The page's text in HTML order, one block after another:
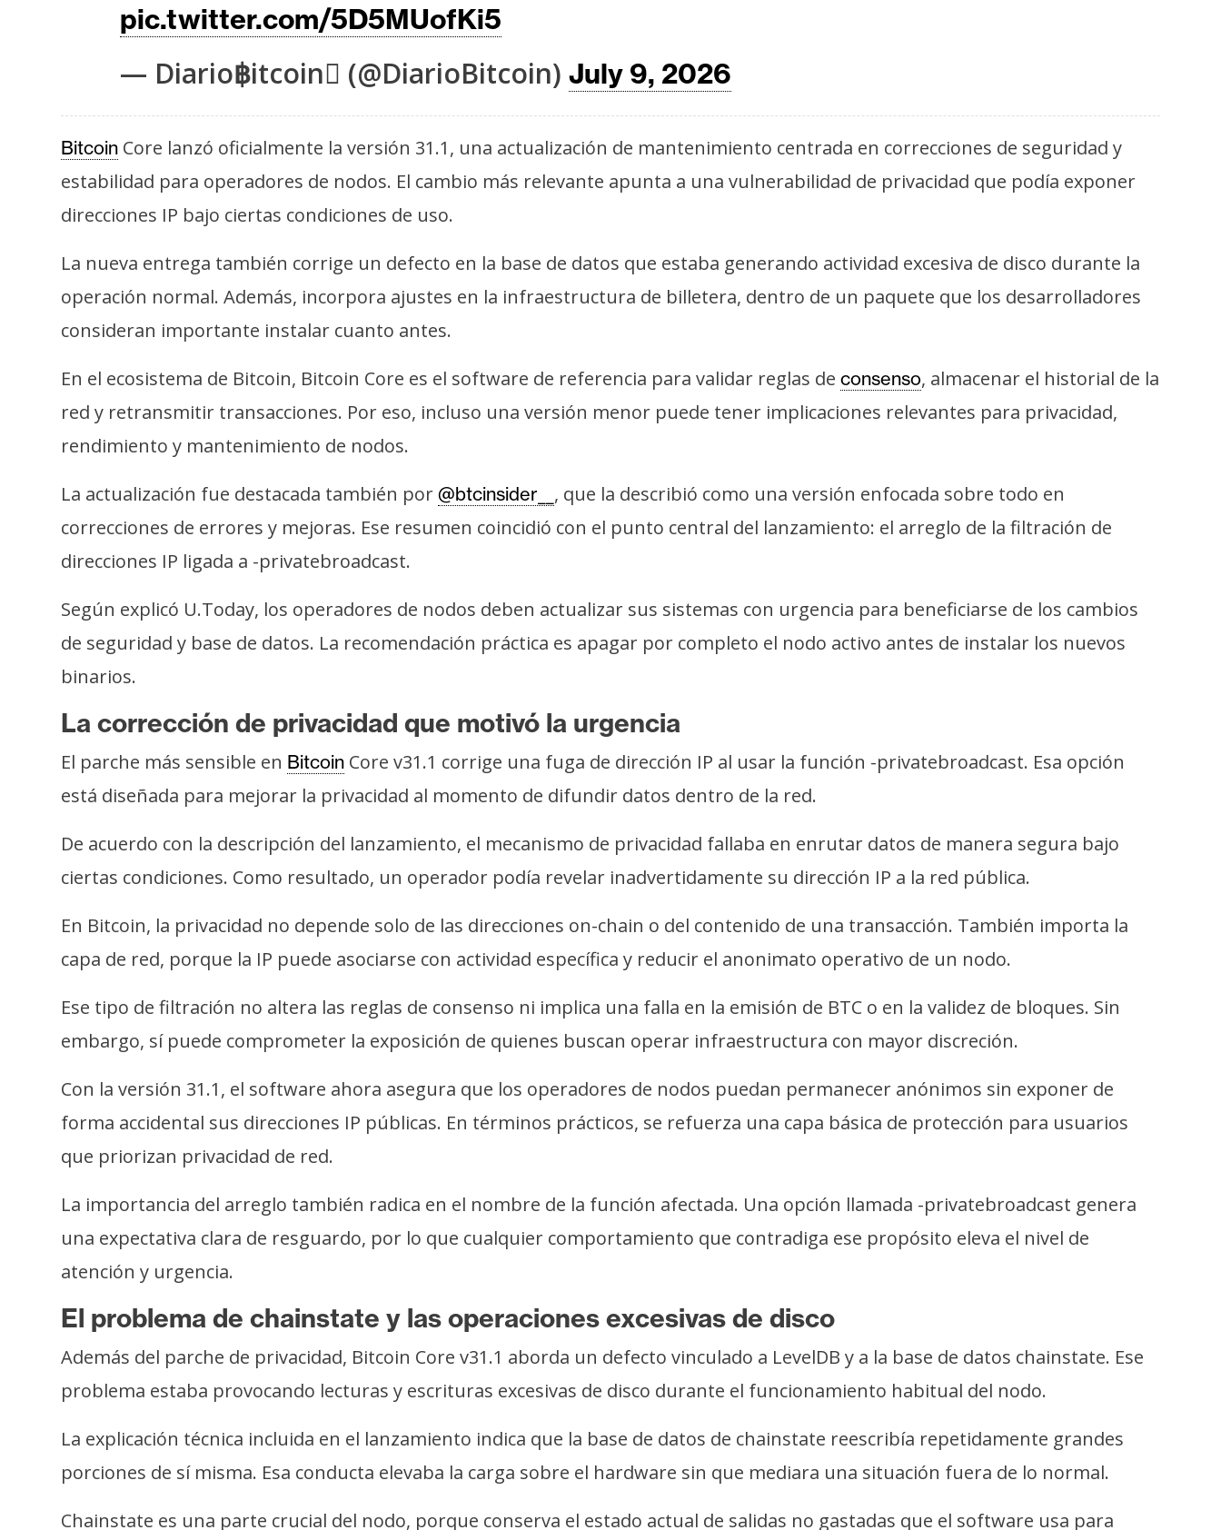
R
e
c
r
s
o
s
C
n
a
c
t
o
y
u
b
i
d
d
pic.twitter.com/5D5MUofKi5
— Diario฿itcoin (@DiarioBitcoin) July 9, 2026
Bitcoin Core lanzó oficialmente la versión 31.1, una actualización de mantenimiento centrada en correcciones de seguridad y
estabilidad para operadores de nodos. El cambio más relevante apunta a una vulnerabilidad de privacidad que podía exponer
direcciones IP bajo ciertas condiciones de uso.
La nueva entrega también corrige un defecto en la base de datos que estaba generando actividad excesiva de disco durante la
operación normal. Además, incorpora ajustes en la infraestructura de billetera, dentro de un paquete que los desarrolladores
consideran importante instalar cuanto antes.
En el ecosistema de Bitcoin, Bitcoin Core es el software de referencia para validar reglas de consenso, almacenar el historial de la
red y retransmitir transacciones. Por eso, incluso una versión menor puede tener implicaciones relevantes para privacidad,
rendimiento y mantenimiento de nodos.
La actualización fue destacada también por @btcinsider__ , que la describió como una versión enfocada sobre todo en
correcciones de errores y mejoras. Ese resumen coincidió con el punto central del lanzamiento: el arreglo de la filtración de
direcciones IP ligada a -privatebroadcast.
Según explicó U.Today, los operadores de nodos deben actualizar sus sistemas con urgencia para beneficiarse de los cambios
de seguridad y base de datos. La recomendación práctica es apagar por completo el nodo activo antes de instalar los nuevos
binarios.
La corrección de privacidad que motivó la urgencia
El parche más sensible en Bitcoin Core v31.1 corrige una fuga de dirección IP al usar la función -privatebroadcast. Esa opción
está diseñada para mejorar la privacidad al momento de difundir datos dentro de la red.
De acuerdo con la descripción del lanzamiento, el mecanismo de privacidad fallaba en enrutar datos de manera segura bajo
ciertas condiciones. Como resultado, un operador podía revelar inadvertidamente su dirección IP a la red pública.
En Bitcoin, la privacidad no depende solo de las direcciones on-chain o del contenido de una transacción. También importa la
capa de red, porque la IP puede asociarse con actividad específica y reducir el anonimato operativo de un nodo.
Ese tipo de filtración no altera las reglas de consenso ni implica una falla en la emisión de BTC o en la validez de bloques. Sin
embargo, sí puede comprometer la exposición de quienes buscan operar infraestructura con mayor discreción.
Con la versión 31.1, el software ahora asegura que los operadores de nodos puedan permanecer anónimos sin exponer de
forma accidental sus direcciones IP públicas. En términos prácticos, se refuerza una capa básica de protección para usuarios
que priorizan privacidad de red.
La importancia del arreglo también radica en el nombre de la función afectada. Una opción llamada -privatebroadcast genera
una expectativa clara de resguardo, por lo que cualquier comportamiento que contradiga ese propósito eleva el nivel de
atención y urgencia.
El problema de chainstate y las operaciones excesivas de disco
Además del parche de privacidad, Bitcoin Core v31.1 aborda un defecto vinculado a LevelDB y a la base de datos chainstate. Ese
problema estaba provocando lecturas y escrituras excesivas de disco durante el funcionamiento habitual del nodo.
La explicación técnica incluida en el lanzamiento indica que la base de datos de chainstate reescribía repetidamente grandes
porciones de sí misma. Esa conducta elevaba la carga sobre el hardware sin que mediara una situación fuera de lo normal.
Chainstate es una parte crucial del nodo, porque conserva el estado actual de salidas no gastadas que el software usa para